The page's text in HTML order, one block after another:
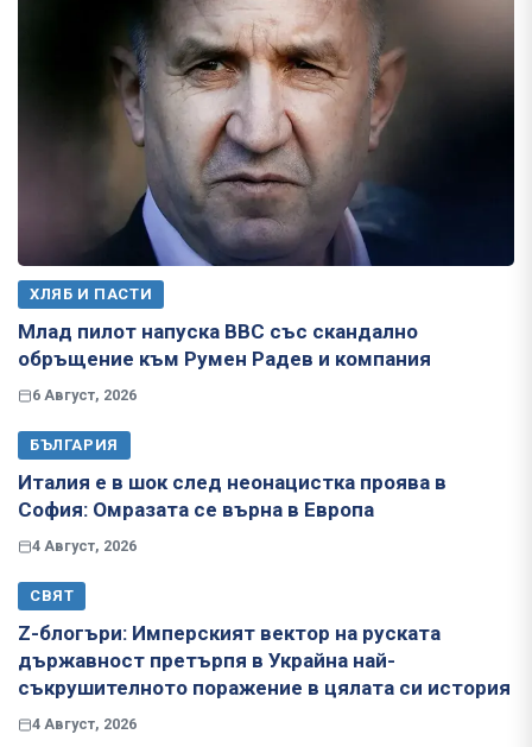
ХЛЯБ И ПАСТИ
Млад пилот напуска ВВС със скандално
обръщение към Румен Радев и компания
6 Август, 2026
БЪЛГАРИЯ
Италия е в шок след неонацистка проява в
София: Омразата се върна в Европа
4 Август, 2026
СВЯТ
Z-блогъри: Имперският вектор на руската
държавност претърпя в Украйна най-
съкрушителното поражение в цялата си история
4 Август, 2026